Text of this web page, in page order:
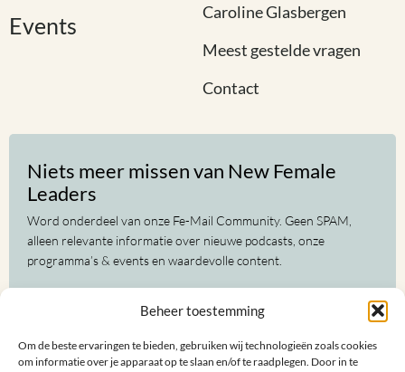
Beheer toestemming
Om de beste ervaringen te bieden, gebruiken wij technologieën zoals cookies
om informatie over je apparaat op te slaan en/of te raadplegen. Door in te
Events
Caroline Glasbergen
Meest gestelde vragen
Contact
Niets meer missen van New Female
Leaders
Word onderdeel van onze Fe-Mail Community. Geen SPAM,
alleen relevante informatie over nieuwe podcasts, onze
programma’s & events en waardevolle content.
(Vereist)
E-